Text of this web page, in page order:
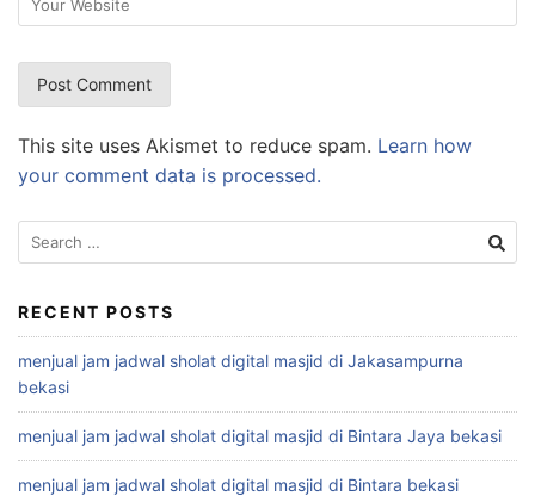
This site uses Akismet to reduce spam. Learn how
your comment data is processed.
Search
for:
RECENT POSTS
menjual jam jadwal sholat digital masjid di Jakasampurna
bekasi
menjual jam jadwal sholat digital masjid di Bintara Jaya bekasi
menjual jam jadwal sholat digital masjid di Bintara bekasi